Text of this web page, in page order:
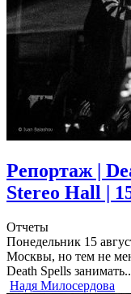
Репортаж |
Stereo Hall |
Отчеты
Понедельник 15
Москвы, но тем не
Death Spells
Надя Милосердова